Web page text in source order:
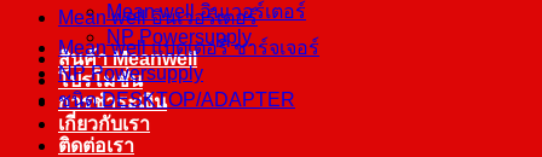
Mean well อินเวอร์เตอร์
NP Powersupply
สินค้า Meanwell
โปรโมชั่น
การชำระเงิน
เกี่ยวกับเรา
ติดต่อเรา
Mean well อินเวอร์เตอร์
Mean well แบตเตอรี่ ชาร์จเจอร์
NP Powersupply
ชนิด DESKTOP/ADAPTER